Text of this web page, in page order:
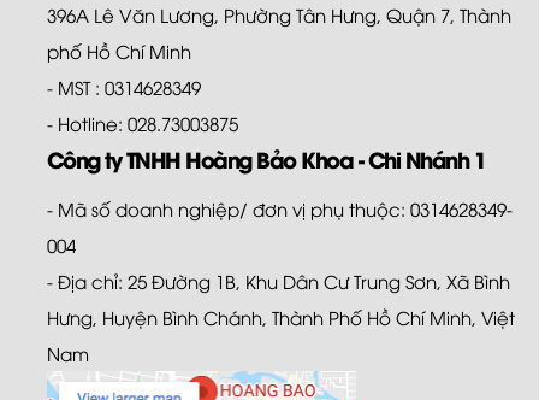
396A Lê Văn Lương, Phường Tân Hưng, Quận 7, Thành
phố Hồ Chí Minh
- MST : 0314628349
- Hotline: 028.73003875
Công ty TNHH Hoàng Bảo Khoa - Chi Nhánh 1
- Mã số doanh nghiệp/ đơn vị phụ thuộc: 0314628349-
004
- Địa chỉ: 25 Đường 1B, Khu Dân Cư Trung Sơn, Xã Bình
Hưng, Huyện Bình Chánh, Thành Phố Hồ Chí Minh, Việt
Nam